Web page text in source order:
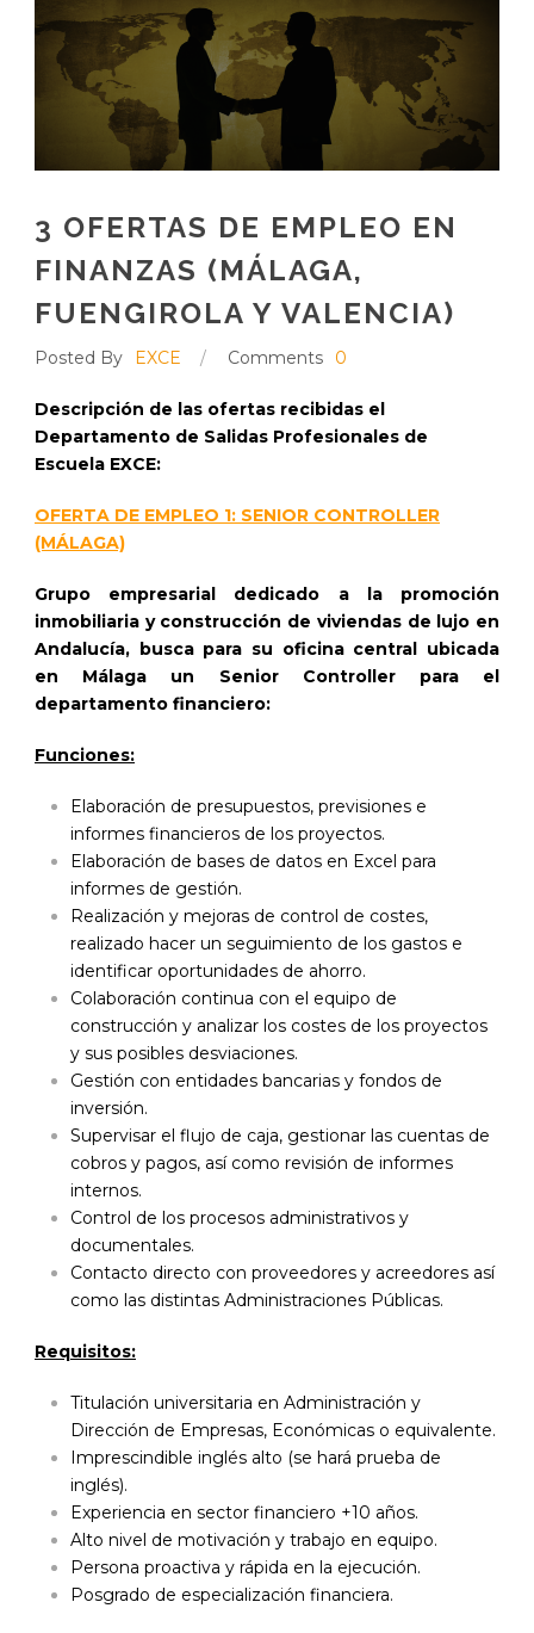
3 OFERTAS DE EMPLEO EN
FINANZAS (MÁLAGA,
FUENGIROLA Y VALENCIA)
Posted By EXCE / Comments 0
Descripción de las ofertas recibidas el
Departamento de Salidas Profesionales de
Escuela EXCE:
OFERTA DE EMPLEO 1: SENIOR CONTROLLER
(MÁLAGA)
Grupo empresarial dedicado a la promoción
inmobiliaria y construcción de viviendas de lujo en
Andalucía, busca para su oficina central ubicada
en Málaga un Senior Controller para el
departamento financiero:
Funciones:
Elaboración de presupuestos, previsiones e
informes financieros de los proyectos.
Elaboración de bases de datos en Excel para
informes de gestión.
Realización y mejoras de control de costes,
realizado hacer un seguimiento de los gastos e
identificar oportunidades de ahorro.
Colaboración continua con el equipo de
construcción y analizar los costes de los proyectos
y sus posibles desviaciones.
Gestión con entidades bancarias y fondos de
inversión.
Supervisar el flujo de caja, gestionar las cuentas de
cobros y pagos, así como revisión de informes
internos.
Control de los procesos administrativos y
documentales.
Contacto directo con proveedores y acreedores así
como las distintas Administraciones Públicas.
Requisitos:
Titulación universitaria en Administración y
Dirección de Empresas, Económicas o equivalente.
Imprescindible inglés alto (se hará prueba de
inglés).
Experiencia en sector financiero +10 años.
Alto nivel de motivación y trabajo en equipo.
Persona proactiva y rápida en la ejecución.
Posgrado de especialización financiera.